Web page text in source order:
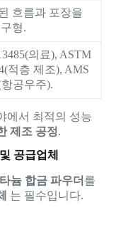
흐름과 포장을
형.
의료), ASTM
적층 제조), AMS
항공우주).
에서 최적의 성능
제조 공정.
공급업체
늄 합금 파우더 를
는 필수입니다.